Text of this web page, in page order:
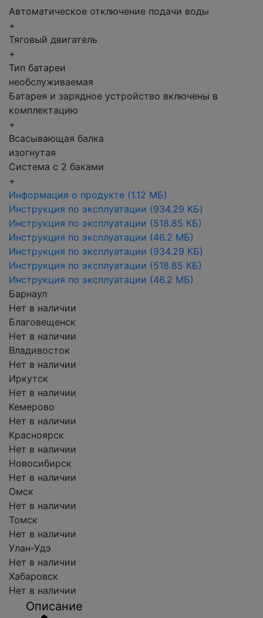
Автоматическое отключение подачи воды
+
Тяговый двигатель
+
Тип батареи
необслуживаемая
Батарея и зарядное устройство включены в
комплектацию
+
Всасывающая балка
изогнутая
Система с 2 баками
+
Информация о продукте (1.12 МБ)
Инструкция по эксплуатации (934.29 КБ)
Инструкция по эксплуатации (518.85 КБ)
Инструкция по эксплуатации (46.2 МБ)
Инструкция по эксплуатации (934.29 КБ)
Инструкция по эксплуатации (518.85 КБ)
Инструкция по эксплуатации (46.2 МБ)
Барнаул
Нет в наличии
Благовещенск
Нет в наличии
Владивосток
Нет в наличии
Иркутск
Нет в наличии
Кемерово
Нет в наличии
Красноярск
Нет в наличии
Новосибирск
Нет в наличии
Омск
Нет в наличии
Томск
Нет в наличии
Улан-Удэ
Нет в наличии
Хабаровск
Нет в наличии
Описание